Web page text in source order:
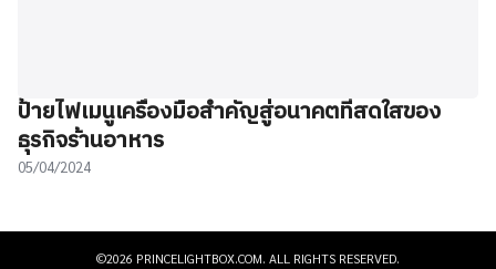
ป้ายไฟเมนูเครื่องมือสำคัญสู่อนาคตที่สดใสของ
ธุรกิจร้านอาหาร
05/04/2024
©2026 PRINCELIGHTBOX.COM. ALL RIGHTS RESERVED.